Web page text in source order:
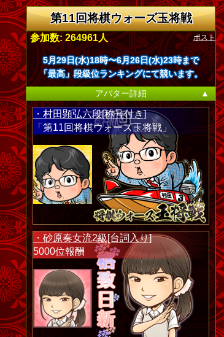
第11回将棋ウォーズ玉将戦
ポスト
参加数: 264961人
5月29日(水)18時〜6月26日(水)23時まで
「最高」段級位ランキングにて競います。
アバター詳細
▲
・村田顕弘六段[称号付き]
「第11回将棋ウォーズ玉将戦」
・砂原奏女流2級[台詞入り]
5000位報酬